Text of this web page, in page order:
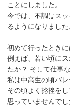
ことにしました。
今では、不調はス
るようになりました
初めて行ったときに
例えば、若い頃に
たか？ そして仕事
私は中高生の頃バレ
その頃よく捻挫を
思っていませんでし